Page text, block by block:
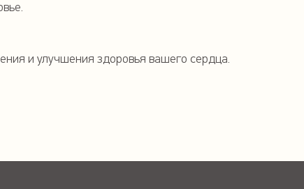
и улучшения здоровья вашего сердца.